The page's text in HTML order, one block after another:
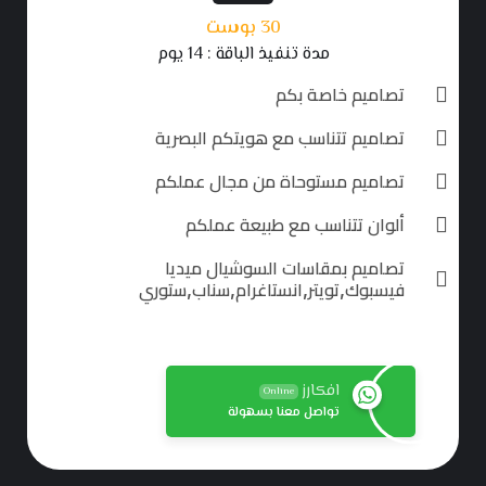
30 بوست
مدة تنفيذ الباقة : 14 يوم
تصاميم خاصة بكم
تصاميم تتناسب مع هويتكم البصرية
تصاميم مستوحاة من مجال عملكم
ألوان تتناسب مع طبيعة عملكم
تصاميم بمقاسات السوشيال ميديا
فيسبوك,تويتر,انستاغرام,سناب,ستوري
افكارز Online
تواصل معنا بسهولة